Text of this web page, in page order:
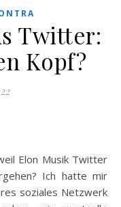
Twitter:
Kopf?
Ich hatte mir
soziales Netzwerk